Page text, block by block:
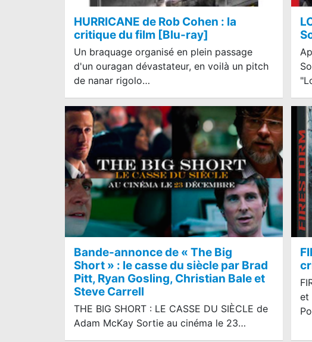
HURRICANE de Rob Cohen : la
critique du film [Blu-ray]
Un braquage organisé en plein passage
d'un ouragan dévastateur, en voilà un pitch
de nanar rigolo…
Bande-annonce de « The Big
Short » : le casse du siècle par Brad
Pitt, Ryan Gosling, Christian Bale et
Steve Carrell
THE BIG SHORT : LE CASSE DU SIÈCLE de
Adam McKay Sortie au cinéma le 23…
et